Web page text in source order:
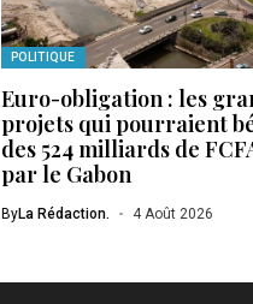
POLITIQUE
Euro-obligation : les
projets qui pourraient
des 524 milliards de
par le Gabon
ByLa Rédaction. 4 Août 2026